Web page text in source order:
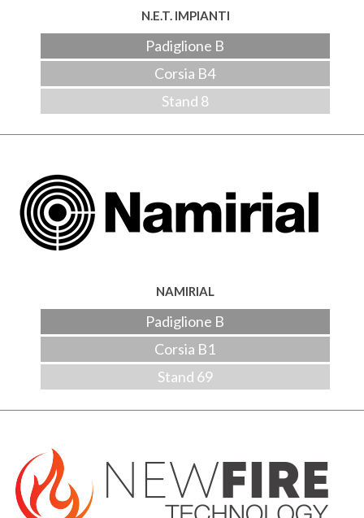
N.E.T. IMPIANTI
Padiglione B
Corsia B4
Stand 8
NAMIRIAL
Padiglione B
Corsia B1
Stand 69